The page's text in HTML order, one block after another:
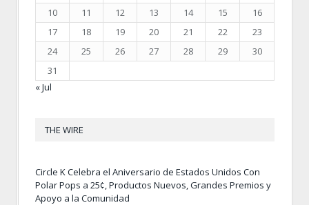
10
11 12 13 14 15
16
17
18 19 20 21 22
23
24
25 26 27 28 29
30
31
« Jul
THE WIRE
Circle K Celebra el Aniversario de Estados Unidos Con
Polar Pops a 25¢, Productos Nuevos, Grandes Premios y
Apoyo a la Comunidad